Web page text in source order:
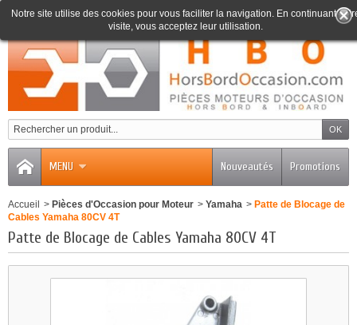
0
MENU Promotions
Nouveautés
Notre site utilise des cookies pour vous faciliter la navigation. En continuant
visite, vous acceptez leur utilisation.
Accueil > Pièces d'Occasion pour Moteur > Yamaha > Patte de Blocage de
Cables Yamaha 80CV 4T
Patte de Blocage de Cables Yamaha 80CV 4T